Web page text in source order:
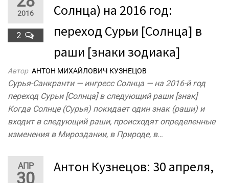
2016
2
Солнца) на 2016 год:
переход Сурьи [Солнца] в
раши [знаки зодиака]
Автор АНТОН МИХАЙЛОВИЧ КУЗНЕЦОВ
Сурья-Санкранти — ингресс Солнца — на 2016-й год
переход Cурьи [Солнца] в следующий раши [знак]
Когда Солнце (Сурья) покидает один знак (раши) и
входит в следующий раши, происходят определенные
изменения в Мироздании, в Природе, в…
АПР
30
Антон Кузнецов: 30 апреля,